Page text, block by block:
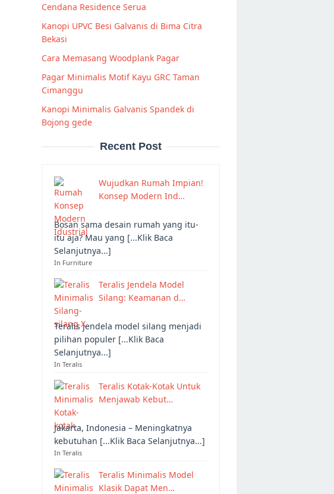
Cendana Residence Serua
Kanopi UPVC Besi Galvanis di Bima Citra
Bekasi
Cara Memasang Woodplank Pagar
Pagar Minimalis Motif Kayu GRC Taman
Cimanggu
Kanopi Minimalis Galvanis Spandek di
Bojong gede
Recent Post
Wujudkan Rumah Impian!
Konsep Modern Ind…
Bosan sama desain rumah yang itu-
itu aja? Mau yang [...Klik Baca
Selanjutnya...]
In Furniture
Teralis Jendela Model
Silang: Keamanan d…
Teralis jendela model silang menjadi
pilihan populer [...Klik Baca
Selanjutnya...]
In Teralis
Teralis Kotak-Kotak Untuk
Menjawab Kebut…
Jakarta, Indonesia – Meningkatnya
kebutuhan [...Klik Baca Selanjutnya...]
In Teralis
Teralis Minimalis Model
Klasik Dapat Men…